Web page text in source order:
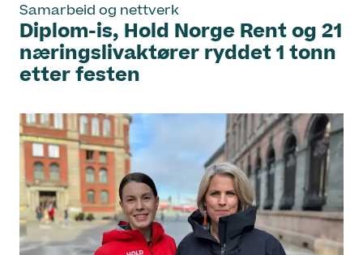
Samarbeid og nettverk
Diplom-is, Hold Norge Rent og 21
næringslivaktører ryddet 1 tonn
etter festen